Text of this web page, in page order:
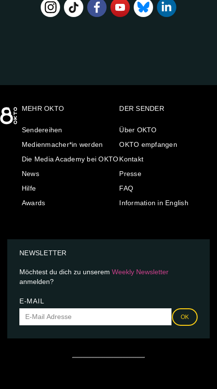
MEHR OKTO
Sendereihen
Medienmacher*in werden
Die Media Academy bei OKTO
News
Hilfe
Awards
DER SENDER
Über OKTO
OKTO empfangen
Kontakt
Presse
FAQ
Information in English
NEWSLETTER
Möchtest du dich zu unserem Weekly Newsletter
anmelden?
E-MAIL
OK